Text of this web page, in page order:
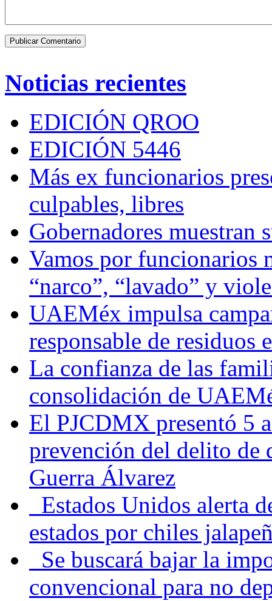
Noticias recientes
EDICIÓN QROO
EDICIÓN 5446
Más ex funcionarios
culpables, libres
Gobernadores muestran
Vamos por funcionarios
“narco”, “lavado” y
UAEMéx impulsa
responsable de residuos
La confianza de las
consolidación de
El PJCDMX presentó 5
prevención del delito de
Guerra Álvarez
Estados Unidos alerta
estados por chiles
Se buscará bajar la
convencional para no